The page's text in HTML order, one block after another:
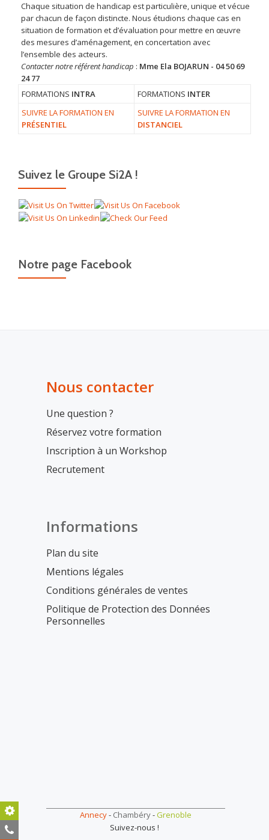
Chaque situation de handicap est particulière, unique et vécue
par chacun de façon distincte. Nous étudions chaque cas en
situation de formation et d’évaluation pour mettre en œuvre
des mesures d’aménagement, en concertation avec
l’ensemble des acteurs.
Contacter notre référent handicap : Mme Ela BOJARUN - 04 50 69
24 77
FORMATIONS INTRA FORMATIONS INTER
SUIVRE LA FORMATION EN
PRÉSENTIEL
SUIVRE LA FORMATION EN
DISTANCIEL
Suivez le Groupe Si2A !
Notre page Facebook
Support Technique
Nous contacter
Une question ?
Réservez votre formation
Inscription à un Workshop
Recrutement
Informations
Plan du site
Mentions légales
Conditions générales de ventes
Politique de Protection des Données
Personnelles
Annecy- Chambéry-Grenoble
Suivez-nous !